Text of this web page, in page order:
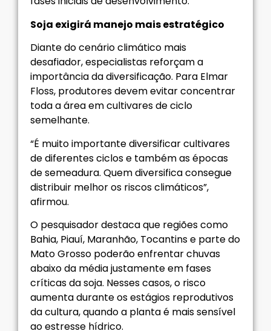
Soja exigirá manejo mais estratégico
Diante do cenário climático mais
desafiador, especialistas reforçam a
importância da diversificação. Para Elmar
Floss, produtores devem evitar concentrar
toda a área em cultivares de ciclo
semelhante.
“É muito importante diversificar cultivares
de diferentes ciclos e também as épocas
de semeadura. Quem diversifica consegue
distribuir melhor os riscos climáticos”,
afirmou.
O pesquisador destaca que regiões como
Bahia, Piauí, Maranhão, Tocantins e parte do
Mato Grosso poderão enfrentar chuvas
abaixo da média justamente em fases
críticas da soja. Nesses casos, o risco
aumenta durante os estágios reprodutivos
da cultura, quando a planta é mais sensível
ao estresse hídrico.